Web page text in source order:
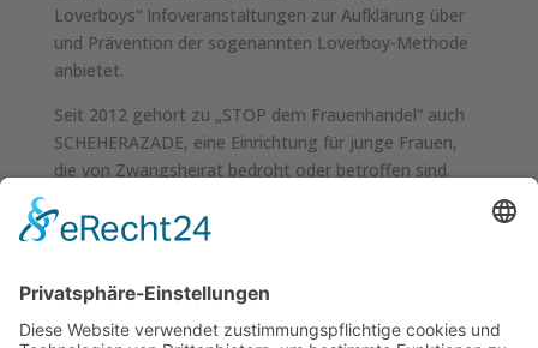
Loverboys“ Infoveranstaltungen zur Aufklärung über
und Prävention der sogenannten Loverboy-Methode
anbietet.
Seit 2012 gehört zu „STOP dem Frauenhandel“ auch
SCHEHERAZADE, eine Einrichtung für junge Frauen,
die von Zwangsheirat bedroht oder betroffen sind.
Mitte des Jahres scheidet Juliane von Krause aus dem
aktiven Berufsleben aus. Was ihr größter Wunsch zum
„Dass Frauen selbstbestimmt und frei von Gewalt
leben können.“